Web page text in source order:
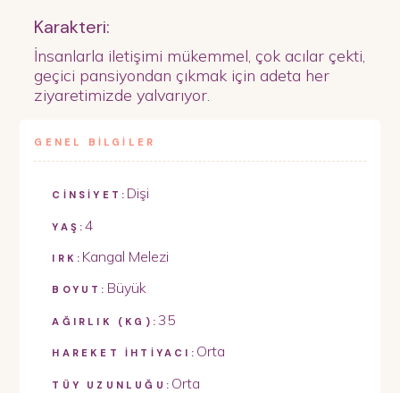
Karakteri:
İnsanlarla iletişimi mükemmel, çok acılar çekti,
geçici pansiyondan çıkmak için adeta her
ziyaretimizde yalvarıyor.
GENEL BİLGİLER
CİNSİYET: Dişi
YAŞ:4
IRK: Kangal Melezi
BOYUT: Büyük
AĞIRLIK (KG): 35
HAREKET İHTİYACI: Orta
TÜY UZUNLUĞU: Orta